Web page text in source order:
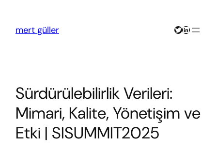
mert güller Twitter
LinkedIn
Sürdürülebilirlik Verileri:
Mimari, Kalite, Yönetişim ve
Etki | SISUMMIT2025